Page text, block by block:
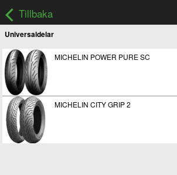
Tillbaka
Universaldelar
MICHELIN POWER PURE SC
MICHELIN CITY GRIP 2